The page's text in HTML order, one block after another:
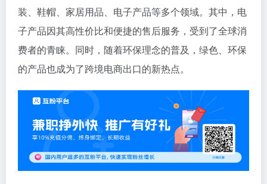
装、鞋帽、家居用品、电子产品等多个领域。其中，电
子产品因其高性价比和便捷的售后服务，受到了全球消
费者的青睐。同时，随着环保理念的普及，绿色、环保
的产品也成为了跨境电商出口的新热点。